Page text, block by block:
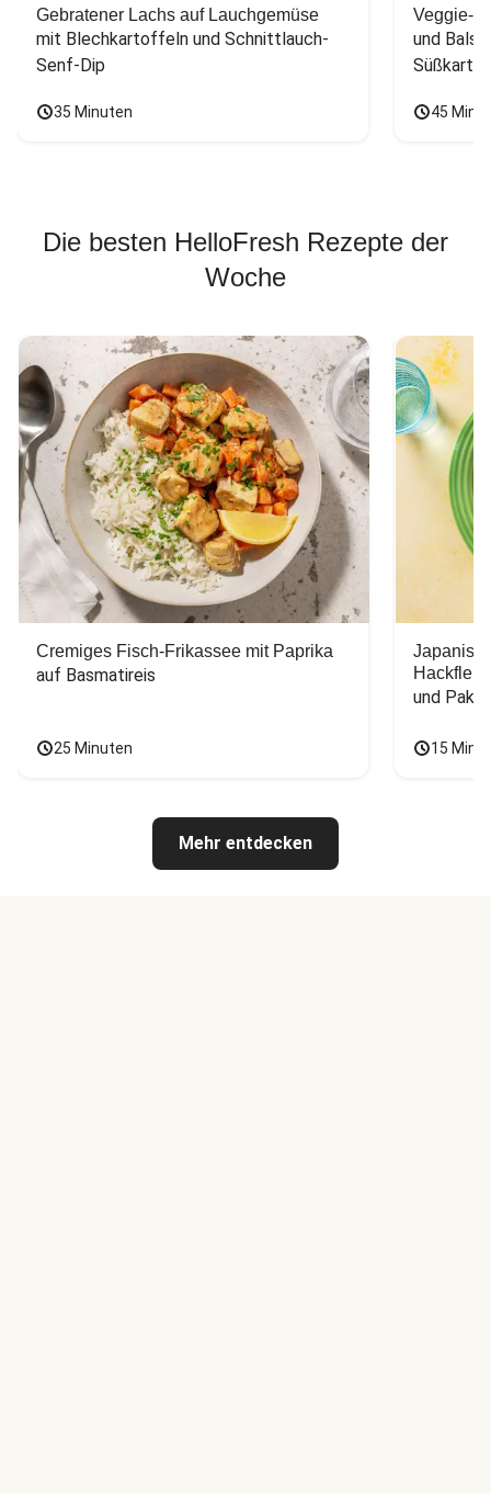
Gebratener Lachs auf Lauchgemüse
mit Blechkartoffeln und Schnittlauch-
Senf-Dip
35 Minuten
Veggie-
und
45
Die besten HelloFresh Rezepte der
Woche
Cremiges Fisch-Frikassee mit Paprika
auf Basmatireis
25 Minuten
und Pak
15
Mehr entdecken